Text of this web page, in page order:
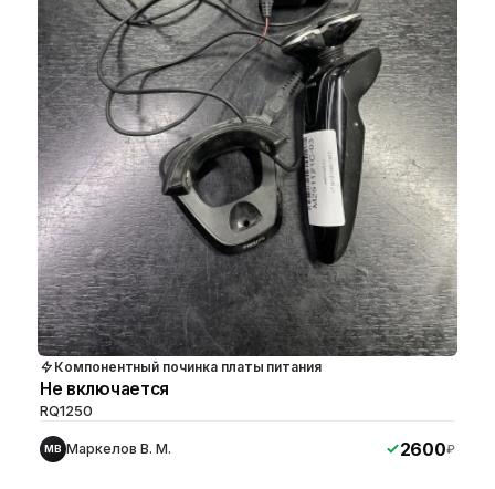
Компонентный починка платы питания
Не включается
RQ1250
МВ Маркелов В. М. 2600₽